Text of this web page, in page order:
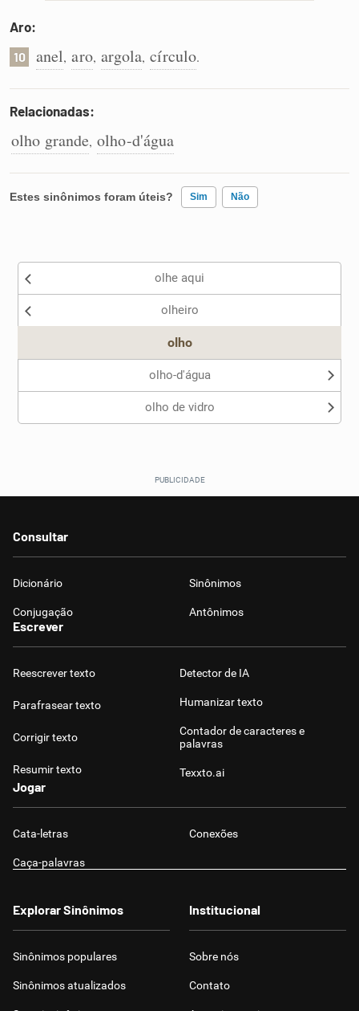
Aro:
10 anel, aro, argola, círculo.
Relacionadas:
olho grande, olho-d'água
Estes sinônimos foram úteis? Sim Não
Nenhum dos sinônimos apresentados me ajudou
olhe aqui
olheiro
olho
olho-d'água
olho de vidro
Consultar
Dicionário Sinônimos
Conjugação Antônimos
Escrever
Reescrever texto
Parafrasear texto
Corrigir texto
Resumir texto
Detector de IA
Humanizar texto
Contador de caracteres e
palavras
Texxto.ai
Jogar
Cata-letras Conexões
Caça-palavras
Explorar Sinônimos
Sinônimos populares
Sinônimos atualizados
Institucional
Sobre nós
Contato